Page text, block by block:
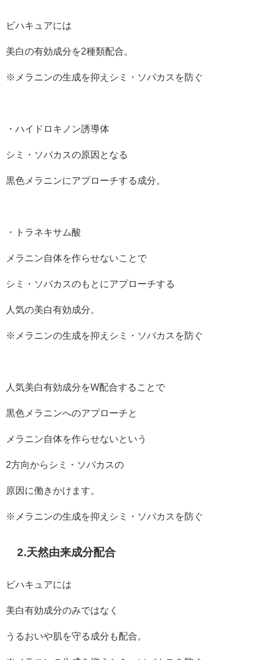
ビハキュアには
美白の有効成分を2種類配合。
※メラニンの生成を抑えシミ・ソバカスを防ぐ
・ハイドロキノン誘導体
シミ・ソバカスの原因となる
黒色メラニンにアプローチする成分。
・トラネキサム酸
メラニン自体を作らせないことで
シミ・ソバカスのもとにアプローチする
人気の美白有効成分。
※メラニンの生成を抑えシミ・ソバカスを防ぐ
人気美白有効成分をW配合することで
黒色メラニンへのアプローチと
メラニン自体を作らせないという
2方向からシミ・ソバカスの
原因に働きかけます。
※メラニンの生成を抑えシミ・ソバカスを防ぐ
2.天然由来成分配合
ビハキュアには
美白有効成分のみではなく
うるおいや肌を守る成分も配合。